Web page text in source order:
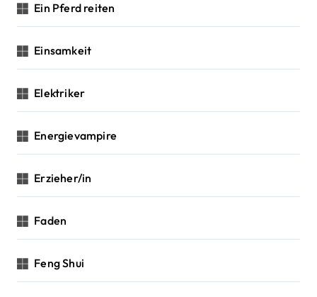
Ein Pferd reiten
Einsamkeit
Elektriker
Energievampire
Erzieher/in
Faden
Feng Shui